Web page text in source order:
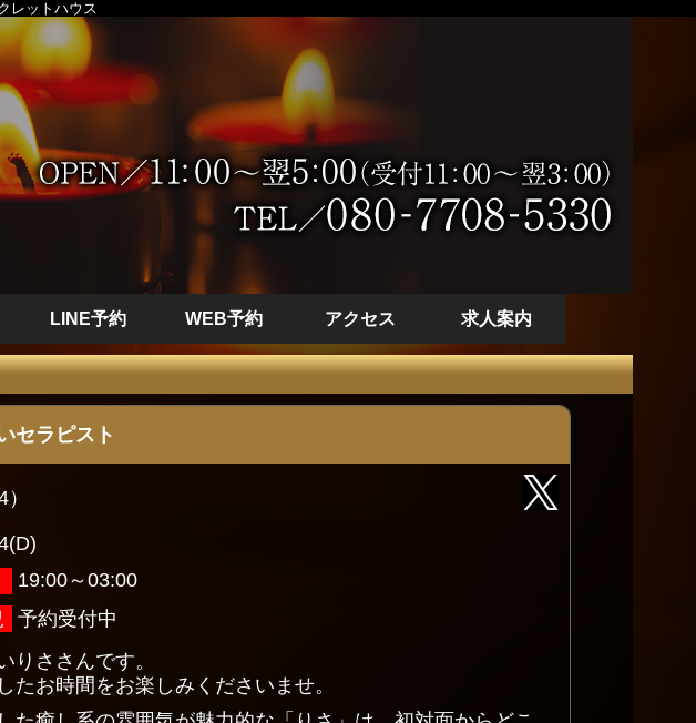
レットハウス
LINE予約 WEB予約 アクセス 求人案内
セラピスト
）
19:00～03:00
予約受付中
りささんです。
たお時間をお楽しみくださいませ。